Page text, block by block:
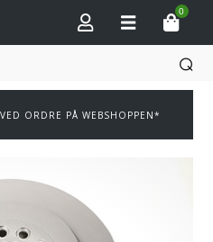
0
ORDRE PÅ WEBSHOPPEN*